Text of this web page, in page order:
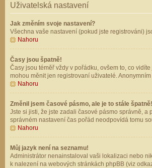
Uživatelská nastavení
Jak změním svoje nastavení?
Všechna vaše nastavení (pokud jste registrováni)
Nahoru
Časy jsou špatně!
Časy jsou téměř vždy v pořádku, ovšem to, co
mohou měnit jen registrovaní uživatelé.
Nahoru
Změnil jsem časové pásmo, ale je to stále špatně!
Jste si jisti, že jste zadali časové pásmo správně,
správném nastavení čas pořád neodpovídá tomu
Nahoru
Můj jazyk není na seznamu!
Administrátor nenainstaloval vaši lokalizaci nebo
k nalezení na webových stránkách phpBB (viz